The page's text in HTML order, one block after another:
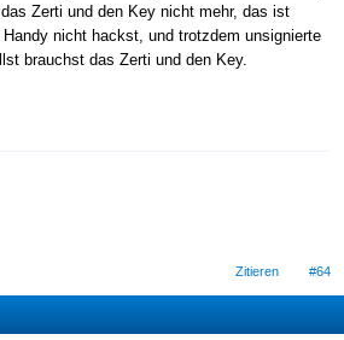
Zerti und den Key nicht mehr, das ist
nicht hackst, und trotzdem unsignierte
brauchst das Zerti und den Key.
Zitieren #64